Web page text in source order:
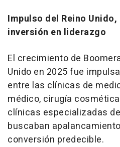
Impulso del Reino Unido,
inversión en liderazgo
El crecimiento de
Unido en 2025 fue
entre las clínicas de
médico, cirugía
clínicas especializadas
buscaban
conversión predecible.